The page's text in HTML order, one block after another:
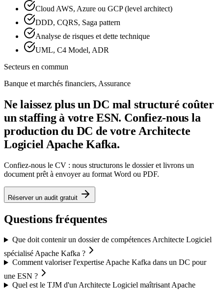
Cloud AWS, Azure ou GCP (level architect)
DDD, CQRS, Saga pattern
Analyse de risques et dette technique
UML, C4 Model, ADR
Secteurs en commun
Banque et marchés financiers, Assurance
Ne laissez plus un DC mal structuré coûter
un staffing à votre ESN. Confiez-nous la
production du DC de votre Architecte
Logiciel Apache Kafka.
Confiez-nous le CV : nous structurons le dossier et livrons un
document prêt à envoyer au format Word ou PDF.
Réserver un audit gratuit
Questions fréquentes
Que doit contenir un dossier de compétences Architecte Logiciel
spécialisé Apache Kafka ?
Comment valoriser l'expertise Apache Kafka dans un DC pour
une ESN ?
Quel est le TJM d'un Architecte Logiciel maîtrisant Apache